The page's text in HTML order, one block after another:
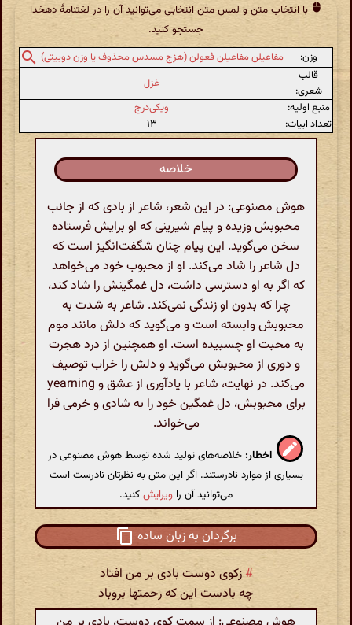
با انتخاب متن و لمس متن انتخابی می‌توانید آن را در لغتنامهٔ دهخدا
جستجو کنید.
وزن:
مفاعیلن مفاعیلن فعولن (هزج مسدس محذوف یا وزن دوبیتی)
قالب
شعری:
غزل
منبع اولیه:
ویکی‌درج
تعداد ابیات:
۱۳
خلاصه
هوش مصنوعی: در این شعر، شاعر از بادی که از جانب
محبوبش وزیده و پیام شیرینی که او برایش فرستاده
سخن می‌گوید. این پیام چنان شگفت‌انگیز است که
دل شاعر را شاد می‌کند. او از محبوب خود می‌خواهد
که اگر به او دسترسی داشت، دل غمگینش را شاد کند،
چرا که بدون او زندگی نمی‌کند. شاعر به شدت به
محبوبش وابسته است و می‌گوید که دلش مانند موم
به محبت او چسبیده است. او همچنین از درد هجرت
و دوری از محبوبش می‌گوید و دلش را خراب توصیف
می‌کند. در نهایت، شاعر با یادآوری از عشق و yearning
برای محبوبش، دل غمگین خود را به شادی و خرمی فرا
می‌خواند.
اخطار: خلاصه‌های تولید شده توسط هوش مصنوعی در
بسیاری از موارد نادرستند. اگر این متن به نظرتان نادرست است
می‌توانید آن را ویرایشکنید.
برگردان به زبان ساده
# زکوی دوست بادی بر من افتاد
چه بادست این که رحمتها بروباد